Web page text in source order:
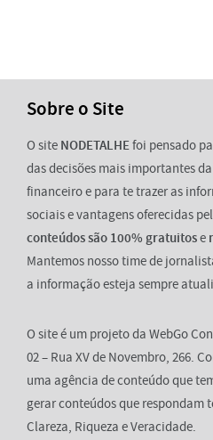
Sobre o Site
O site NODETALHEfoi pensado
das decisões mais importantes
financeiro e para te trazer as
sociais e vantagens oferecidas
conteúdos são 100% gratuitose
Mantemos nosso time de
a informação esteja sempre
O site é um projeto da WebGo
02 – Rua XV de Novembro, 266.
uma agência de conteúdo que
gerar conteúdos que respondam
Clareza, Riqueza e Veracidade.